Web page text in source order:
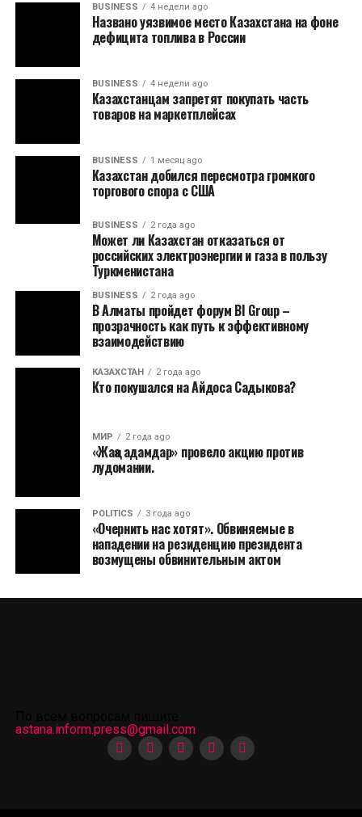
BUSINESS 4 недели ago
Названо уязвимое место Казахстана на фоне
дефицита топлива в России
BUSINESS 4 недели ago
Казахстанцам запретят покупать часть
товаров на маркетплейсах
BUSINESS 1 месяц ago
Казахстан добился пересмотра громкого
торгового спора с США
BUSINESS 2 года ago
Может ли Казахстан отказаться от
российских электроэнергии и газа в пользу
Туркменистана
BUSINESS 2 года ago
В Алматы пройдет форум BI Group –
прозрачность как путь к эффективному
взаимодействию
КАЗАХСТАН 2 года ago
Кто покушался на Айдоса Садыкова?
МИР 2 года ago
«Жаңа адамдар» провело акцию против
лудомании.
POLITICS 3 года ago
«Очернить нас хотят». Обвиняемые в
нападении на резиденцию президента
возмущены обвинительным актом
astana.inform.press@gmail.com